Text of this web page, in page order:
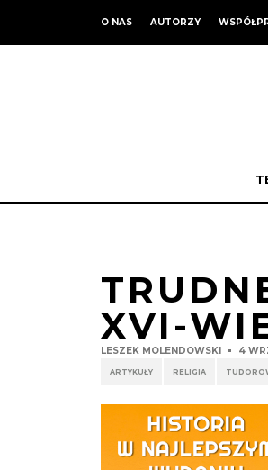
O NAS AUTORZY
XVI-
LESZEK MOLENDOWSKI 4
ARTYKUŁY RELIGIA